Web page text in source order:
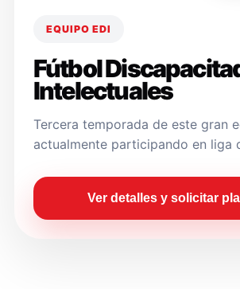
EQUIPO EDI
Fútbol
Intelectuales
Tercera temporada de este gran
actualmente participando en liga
Ver detalles y solicitar